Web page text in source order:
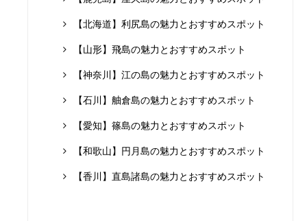
【北海道】利尻島の魅力とおすすめスポット
【山形】飛島の魅力とおすすめスポット
【神奈川】江の島の魅力とおすすめスポット
【石川】舳倉島の魅力とおすすめスポット
【愛知】篠島の魅力とおすすめスポット
【和歌山】円月島の魅力とおすすめスポット
【香川】直島諸島の魅力とおすすめスポット